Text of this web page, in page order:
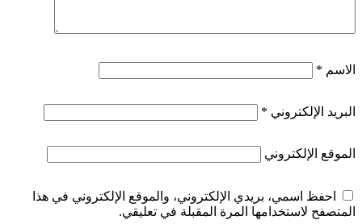
الاسم *
البريد الإلكتروني *
الموقع الإلكتروني
احفظ اسمي، بريدي الإلكتروني، والموقع الإلكتروني في هذا
المتصفح لاستخدامها المرة المقبلة في تعليقي.